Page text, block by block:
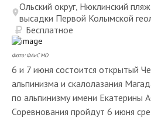
Фото: ФАиС МО
6 и 7 июня состоится открытый
альпинизма и скалолазания
по альпинизму имени Екатерины
Соревнования пройдут 6 июня
Ольский округ, Нюклинский
высадки Первой Колымской
Бесплатное